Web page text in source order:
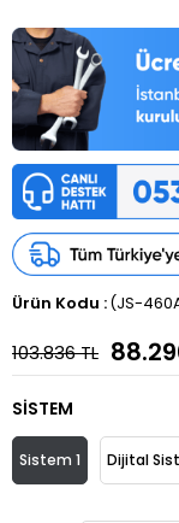
(JS-
103.836 TL
SİSTEM
Sistem 1 Dijital